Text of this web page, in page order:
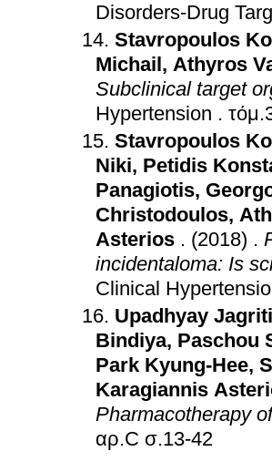
Disorders-Drug
Stavropoulos
Michail , Athyros
Subclinical target
Hypertension .
Stavropoulos
Niki, Petidis
Panagiotis,
Christodoulos,
Asterios . (2018) .
incidentaloma: Is
Clinical
Upadhyay Jagriti
Bindiya, Paschou
Park Kyung-Hee,
Karagiannis
Pharmacotherapy
αρ.C σ.13-42